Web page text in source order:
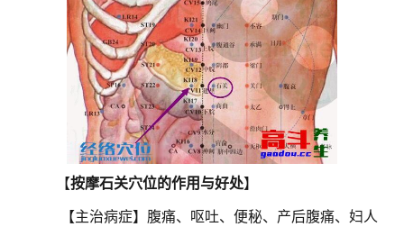
【按摩石关穴位的作用与好处】
【主治病症】腹痛、呕吐、便秘、产后腹痛、妇人